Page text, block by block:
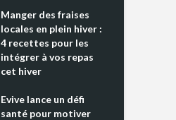
Manger des fraises
locales en plein hiver :
4 recettes pour les
intégrer à vos repas
cet hiver
Evive lance un défi
santé pour motiver